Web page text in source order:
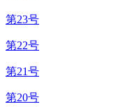
第23号
第22号
第21号
第20号